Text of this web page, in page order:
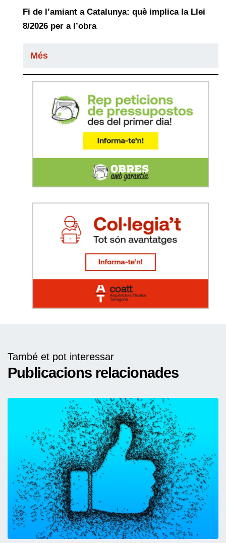
Fi de l’amiant a Catalunya: què implica la Llei
8/2026 per a l’obra
Més
També et pot interessar
Publicacions relacionades